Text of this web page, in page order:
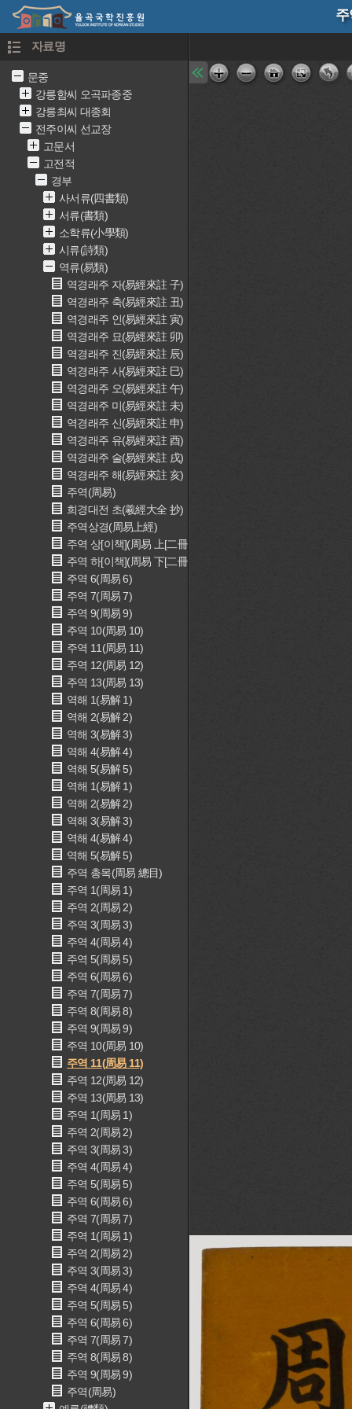
자료명
문중
강릉함씨 오곡파종중
강릉최씨 대종회
전주이씨 선교장
고문서
고전적
경부
사서류(四書類)
서류(書類)
소학류(小學類)
시류(詩類)
역류(易類)
역경래주 자(易經來註 子)
역경래주 축(易經來註 丑)
역경래주 인(易經來註 寅)
역경래주 묘(易經來註 卯)
역경래주 진(易經來註 辰)
역경래주 사(易經來註 巳)
역경래주 오(易經來註 午)
역경래주 미(易經來註 未)
역경래주 신(易經來註 申)
역경래주 유(易經來註 酉)
역경래주 술(易經來註 戌)
역경래주 해(易經來註 亥)
주역(周易)
희경대전 초(羲經大全 抄)
주역상경(周易上經)
주역 상[이책](周易 上[二冊])
주역 하[이책](周易 下[二冊])
주역 6(周易 6)
주역 7(周易 7)
주역 9(周易 9)
주역 10(周易 10)
주역 11(周易 11)
주역 12(周易 12)
주역 13(周易 13)
역해 1(易解 1)
역해 2(易解 2)
역해 3(易解 3)
역해 4(易解 4)
역해 5(易解 5)
역해 1(易解 1)
역해 2(易解 2)
역해 3(易解 3)
역해 4(易解 4)
역해 5(易解 5)
주역 총목(周易 總目)
주역 1(周易 1)
주역 2(周易 2)
주역 3(周易 3)
주역 4(周易 4)
주역 5(周易 5)
주역 6(周易 6)
주역 7(周易 7)
주역 8(周易 8)
주역 9(周易 9)
주역 10(周易 10)
주역 11(周易 11)
주역 12(周易 12)
주역 13(周易 13)
주역 1(周易 1)
주역 2(周易 2)
주역 3(周易 3)
주역 4(周易 4)
주역 5(周易 5)
주역 6(周易 6)
주역 7(周易 7)
주역 1(周易 1)
주역 2(周易 2)
주역 3(周易 3)
주역 4(周易 4)
주역 5(周易 5)
주역 6(周易 6)
주역 7(周易 7)
주역 8(周易 8)
주역 9(周易 9)
주역(周易)